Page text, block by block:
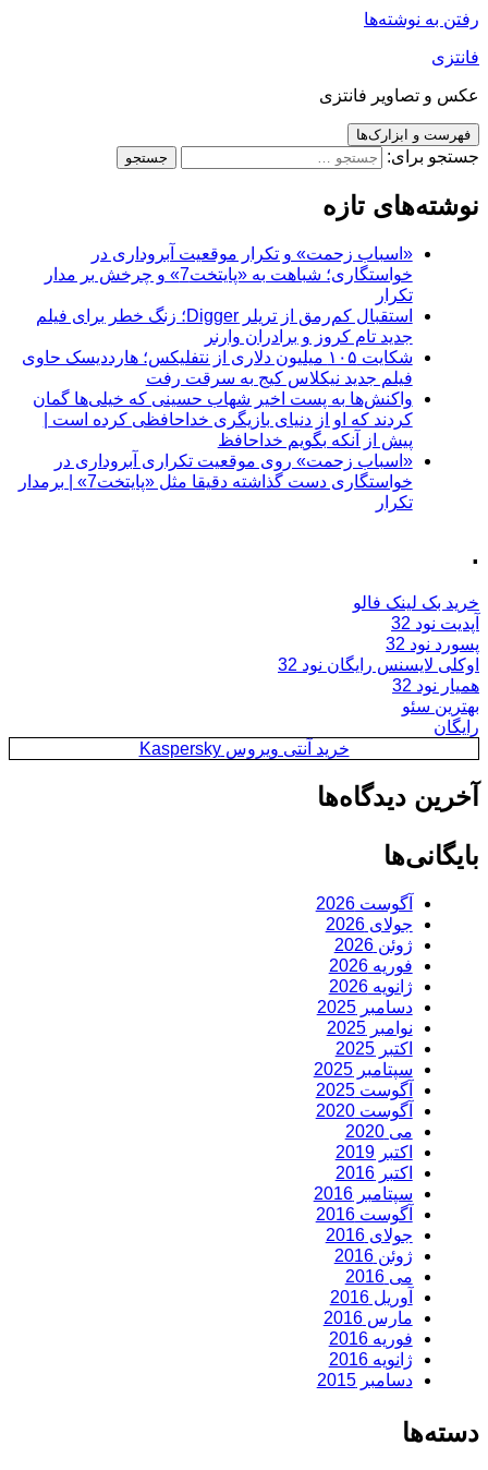
رفتن به نوشته‌ها
فانتزی
عکس و تصاویر فانتزی
فهرست و ابزارک‌ها
جستجو برای:
نوشته‌های تازه
«اسباب زحمت» و تکرار موقعیت آبروداری در
خواستگاری؛ شباهت به «پایتخت7» و چرخش بر مدار
تکرار
استقبال کم‌رمق از تریلر Digger؛ زنگ خطر برای فیلم
جدید تام کروز و برادران وارنر
شکایت ۱۰۵ میلیون دلاری از نتفلیکس؛ هارددیسک حاوی
فیلم جدید نیکلاس کیج به سرقت رفت
واکنش‌ها به پست اخیر شهاب حسینی که خیلی‌ها گمان
کردند که او از دنیای بازیگری خداحافظی کرده است |
پیش از آنکه بگویم خداحافظ
«اسباب زحمت» روی موقعیت تکراری آبروداری در
خواستگاری دست گذاشته دقیقا مثل «پایتخت7» | برمدار
تکرار
.
خرید بک لینک فالو
آپدیت نود 32
پسورد نود 32
اوکلی لایسنس رایگان نود 32
همیار نود 32
بهترین سئو
رایگان
خرید آنتی ویروس Kaspersky
آخرین دیدگاه‌ها
بایگانی‌ها
آگوست 2026
جولای 2026
ژوئن 2026
فوریه 2026
ژانویه 2026
دسامبر 2025
نوامبر 2025
اکتبر 2025
سپتامبر 2025
آگوست 2025
آگوست 2020
می 2020
اکتبر 2019
اکتبر 2016
سپتامبر 2016
آگوست 2016
جولای 2016
ژوئن 2016
می 2016
آوریل 2016
مارس 2016
فوریه 2016
ژانویه 2016
دسامبر 2015
دسته‌ها